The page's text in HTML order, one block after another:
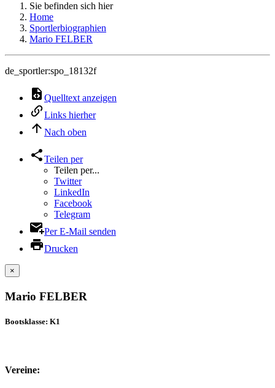
Sie befinden sich hier
Home
Sportlerbiographien
Mario FELBER
de_sportler:spo_18132f
Quelltext anzeigen
Links hierher
Nach oben
Teilen per
Teilen per...
Twitter
LinkedIn
Facebook
Telegram
Per E-Mail senden
Drucken
×
Mario FELBER
Bootsklasse: K1
Vereine: